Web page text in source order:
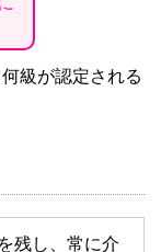
級が認定される
残し、常に介